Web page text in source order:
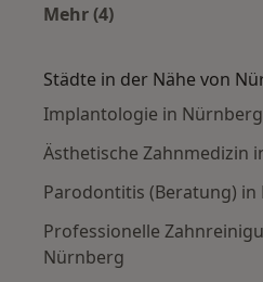
Mehr (4)
Städte in der Nähe von
Implantologie in Nürnberg
Ästhetische Zahnmedizin
Parodontitis (Beratung)
Professionelle
Nürnberg